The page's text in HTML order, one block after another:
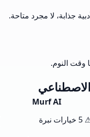
Murf AI
نبرة